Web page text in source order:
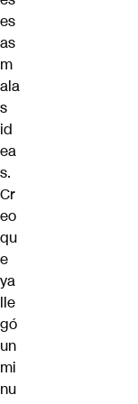
es
as
m
ala
s
id
ea
s.
Cr
eo
qu
e
ya
lle
gó
un
mi
nu